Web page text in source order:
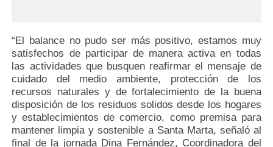
“El balance no pudo ser más positivo, estamos muy
satisfechos de participar de manera activa en todas
las actividades que busquen reafirmar el mensaje de
cuidado del medio ambiente, protección de los
recursos naturales y de fortalecimiento de la buena
disposición de los residuos solidos desde los hogares
y establecimientos de comercio, como premisa para
mantener limpia y sostenible a Santa Marta, señaló al
final de la jornada Dina Fernández, Coordinadora del